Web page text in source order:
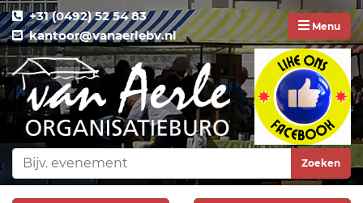
+31 (0492) 52 54 83
kantoor@vanaerlebv.nl
Menu
Zoeken